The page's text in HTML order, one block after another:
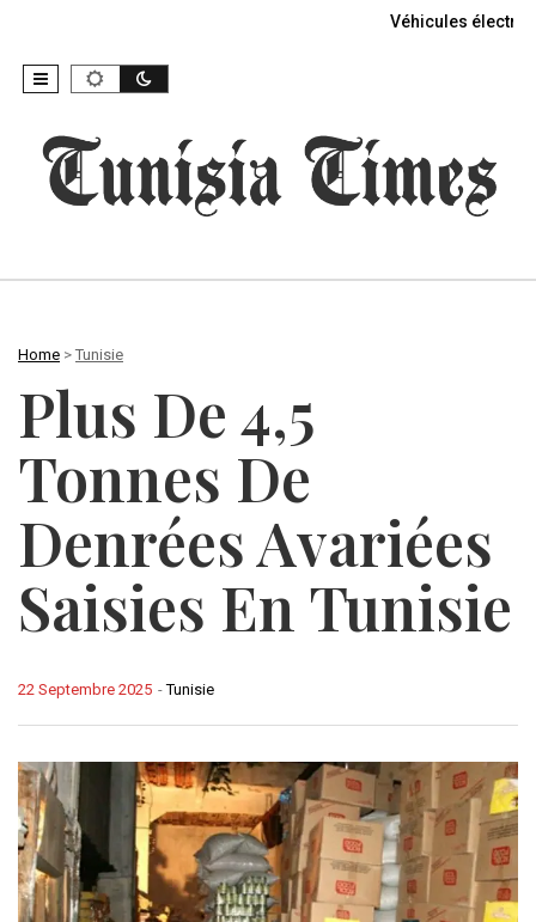
Véhicules
Home > Tunisie
Plus De 4,5
Tonnes De
Denrées Avariées
Saisies En Tunisie
-Tunisie
22 Septembre 2025